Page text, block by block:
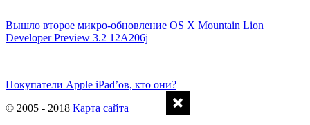
Вышло второе микро-обновление OS X Mountain Lion
Developer Preview 3.2 12A206j
Покупатели Apple iPad’ов, кто они?
© 2005 - 2018 Карта сайта